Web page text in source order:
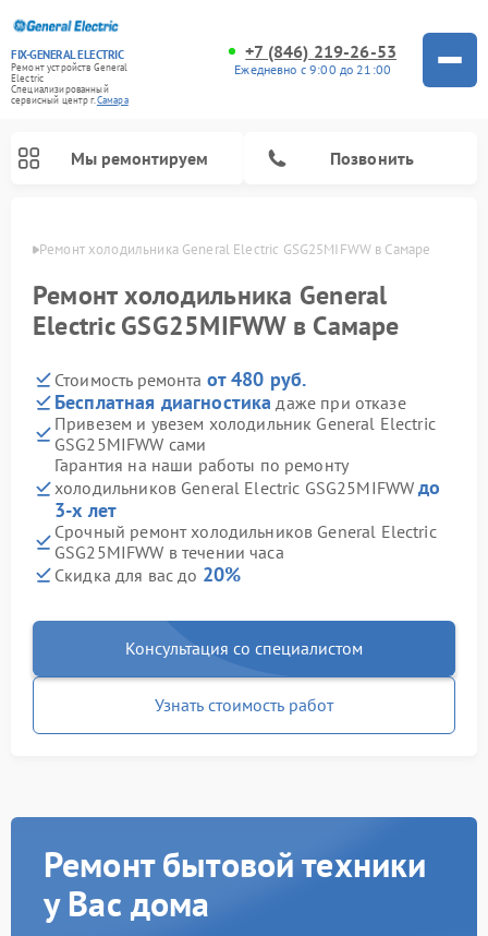
FIX-GENERAL ELECTRIC
Ремонт устройств General
Electric
Специализированный
cервисный центр г.Самара
+7 (846) 219-26-53
Ежедневно с 9:00 до 21:00
Мы ремонтируем Позвонить
Ремонт холодильника General Electric GSG25MIFWW в Самаре
Ремонт холодильника General
Electric GSG25MIFWW в Самаре
Стоимость ремонта от 480 руб.
Бесплатная диагностика даже при отказе
Привезем и увезем холодильник General Electric
GSG25MIFWW сами
Гарантия на наши работы по ремонту
холодильников General Electric GSG25MIFWWдо
3-х лет
Срочный ремонт холодильников General Electric
GSG25MIFWW в течении часа
Скидка для вас до 20%
Консультация со специалистом
Узнать стоимость работ
Ремонт бытовой техники
у Вас дома